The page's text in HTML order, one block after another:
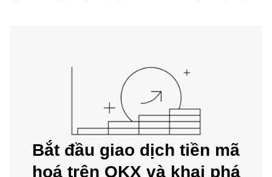
Bắt đầu giao dịch tiền mã
hoá trên OKX và khai phá